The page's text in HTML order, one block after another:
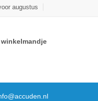
augustus